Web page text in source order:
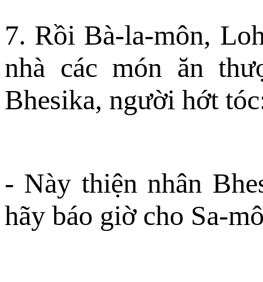
7. Rồi Bà-la-môn,
nhà các món ăn
Bhesika, người hớt
- Này thiện nhân
hãy báo giờ cho Sa-